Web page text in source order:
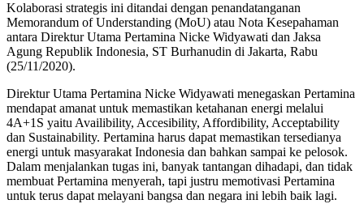
Kolaborasi strategis ini ditandai dengan penandatanganan
Memorandum of Understanding (MoU) atau Nota Kesepahaman
antara Direktur Utama Pertamina Nicke Widyawati dan Jaksa
Agung Republik Indonesia, ST Burhanudin di Jakarta, Rabu
(25/11/2020).
Direktur Utama Pertamina Nicke Widyawati menegaskan Pertamina
mendapat amanat untuk memastikan ketahanan energi melalui
4A+1S yaitu Availibility, Accesibility, Affordibility, Acceptability
dan Sustainability. Pertamina harus dapat memastikan tersedianya
energi untuk masyarakat Indonesia dan bahkan sampai ke pelosok.
Dalam menjalankan tugas ini, banyak tantangan dihadapi, dan tidak
membuat Pertamina menyerah, tapi justru memotivasi Pertamina
untuk terus dapat melayani bangsa dan negara ini lebih baik lagi.